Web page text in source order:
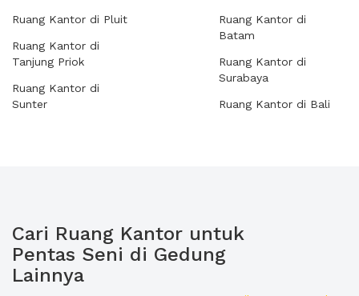
Ruang Kantor di Pluit
Ruang Kantor di
Tanjung Priok
Ruang Kantor di
Sunter
Ruang Kantor di
Batam
Ruang Kantor di
Surabaya
Ruang Kantor di Bali
Cari Ruang Kantor untuk
Pentas Seni di Gedung
Lainnya